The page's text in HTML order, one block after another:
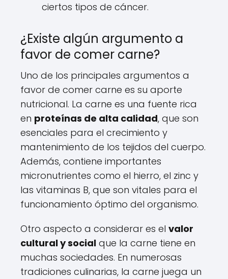
ciertos tipos de cáncer.
¿Existe algún argumento a
favor de comer carne?
Uno de los principales argumentos a
favor de comer carne es su aporte
nutricional. La carne es una fuente rica
en proteínas de alta calidad, que son
esenciales para el crecimiento y
mantenimiento de los tejidos del cuerpo.
Además, contiene importantes
micronutrientes como el hierro, el zinc y
las vitaminas B, que son vitales para el
funcionamiento óptimo del organismo.
Otro aspecto a considerar es el valor
cultural y social que la carne tiene en
muchas sociedades. En numerosas
tradiciones culinarias, la carne juega un